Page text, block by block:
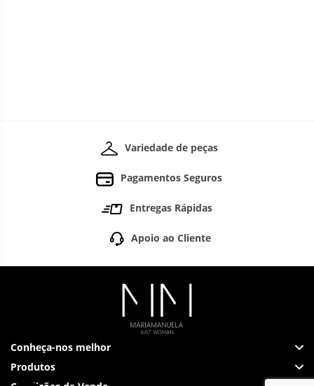
Variedade de peças
Pagamentos Seguros
Entregas Rápidas
Apoio ao Cliente
Conheça-nos melhor
Produtos